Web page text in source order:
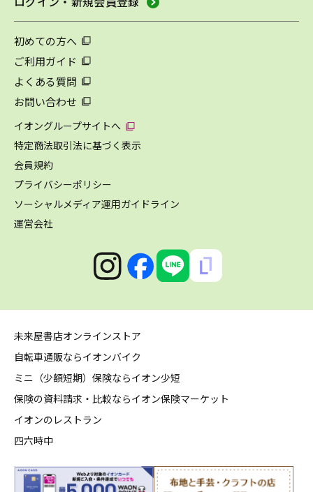
初めての方へ
ご利用ガイド
よくある質問
お問い合わせ
イオングループサイトへ
特定商法取引法に基づく表示
会員規約
プライバシーポリシー
ソーシャルメディア運用ガイドライン
運営会社
未来屋書店オンラインストア
自転車通販ならイオンバイク
ミニ（少額短期）保険ならイオン少短
保険の資料請求・比較ならイオン保険マーケット
イオンのレストラン
四六時中